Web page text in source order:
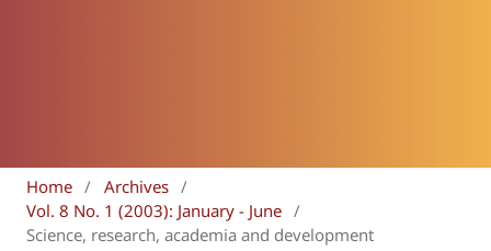
Home / Archives /
Vol. 8 No. 1 (2003): January - June /
Science, research, academia and development